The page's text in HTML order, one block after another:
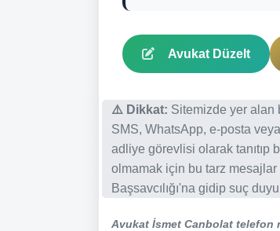
Avukat Düzelt
⚠️ Dikkat: Sitemizde yer alan
SMS, WhatsApp, e-posta
adliye görevlisi olarak tanıtıp
olmamak için bu tarz mesajlar
Başsavcılığı'na gidip suç
Avukat İsmet Canbolat telefon